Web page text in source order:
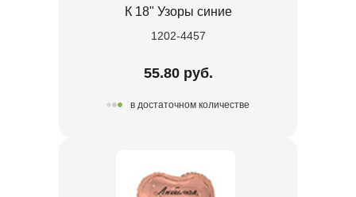
К 18" Узоры синие
1202-4457
55.80 руб.
в достаточном количестве